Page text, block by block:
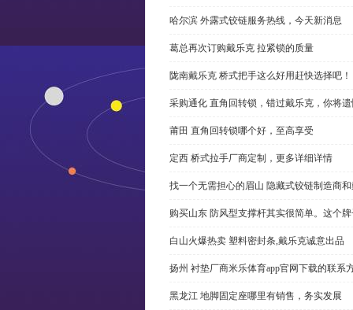
哈尔滨 外露式铰链服务热线，今天新消息
葛总再次订购戴乐克 拉紧锁的质量
陇南戴乐克 桥式把手这么好用赶快选择吧！
采购通化 直角回转锁，错过戴乐克，你将
莆田 直角回转锁哪个好，至高享受
定西 桥式拉手厂商定制，更多详细详情
找一个无需担心的眉山 隐藏式铰链制造商
购买山东 防风型支撑杆其实很简单。这个
白山火爆热卖 塑料密封条,戴乐克诚意出品
扬州 衬垫厂商米乐体育app官网下载的联系
黑龙江 地脚固定座哪里有销售，务实发展